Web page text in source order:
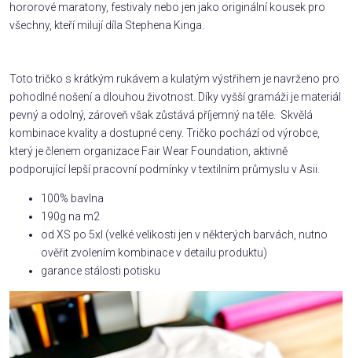
hororové maratony, festivaly nebo jen jako originální kousek pro
všechny, kteří milují díla Stephena Kinga.
Toto tričko s krátkým rukávem a kulatým výstřihem je navrženo pro
pohodlné nošení a dlouhou životnost. Díky vyšší gramáži je materiál
pevný a odolný, zároveň však zůstává příjemný na těle. Skvělá
kombinace kvality a dostupné ceny. Tričko pochází od výrobce,
který je členem organizace Fair Wear Foundation, aktivně
podporující lepší pracovní podmínky v textilním průmyslu v Asii.
100% bavlna
190g na m2
od XS po 5xl (velké velikosti jen v některých barvách, nutno
ověřit zvolením kombinace v detailu produktu)
garance stálosti potisku